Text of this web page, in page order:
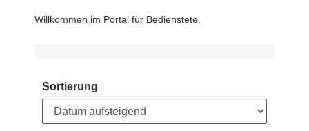
Willkommen im Portal für Bedienstete.
Sortierung